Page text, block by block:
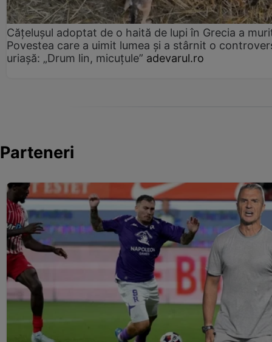
Cățelușul adoptat de o haită de lupi în Grecia a
Povestea care a uimit lumea și a stârnit o
uriașă: „Drum lin, micuțule” adevarul.ro
Parteneri